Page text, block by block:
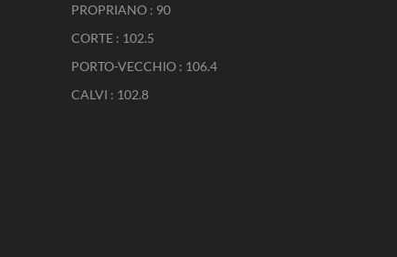
PROPRIANO : 90
CORTE : 102.5
PORTO-VECCHIO : 106.4
CALVI : 102.8